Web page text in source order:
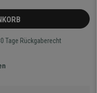
Tage Rückgaberecht